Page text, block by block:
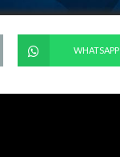
WHATSAPP